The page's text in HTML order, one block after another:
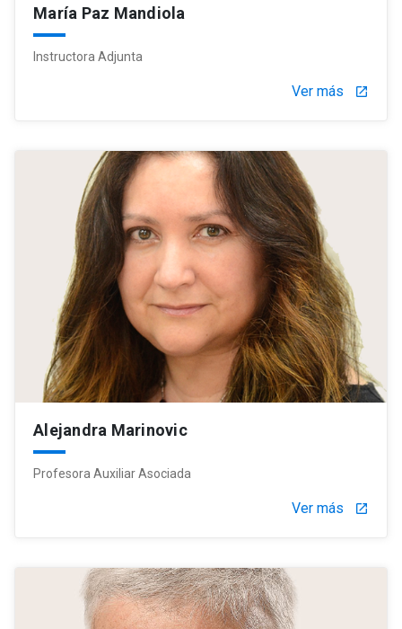
María Paz Mandiola
Instructora Adjunta
Ver más launch
Alejandra Marinovic
Profesora Auxiliar Asociada
Ver más launch